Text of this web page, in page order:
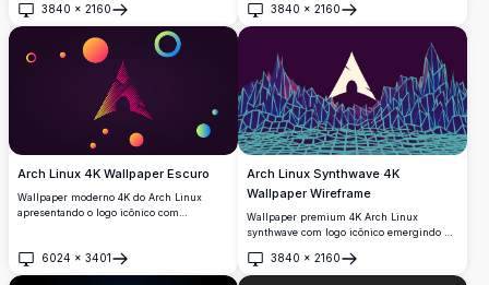
monocromáticos escuros. Perfeito para
usuários do Arch Linux que procuram um
fundo de tela minimalista e moderno com
elementos de design sofisticados em preto
e cinza que complementam qualquer
configuração de tema escuro.
3840 × 2160
Abrir
neon ciano sobre um fundo preto
profundo, perfeito para desktops com tema
3840 × 2160
Abrir
Arch Linux 4K Wallpaper Escuro
Wallpaper moderno 4K do Arch Linux
apresentando o logo icônico com
alta resolução com círculos e formas
coloridas, perfeito para fundos de desktop
6024 × 3401
Abrir
Arch Linux Synthwave 4K
Wallpaper Wireframe
Wallpaper premium 4K Arch Linux
synthwave com logo icônico emergindo de
futurista com malha geométrica ciano
vibrante e gradientes roxos profundos,
3840 × 2160
Abrir